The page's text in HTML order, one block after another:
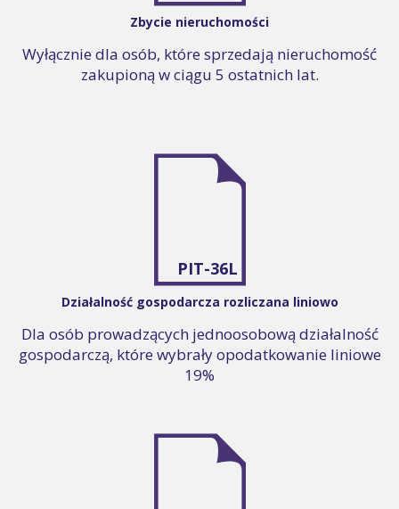
Zbycie nieruchomości
Wyłącznie dla osób, które sprzedają nieruchomość
zakupioną w ciągu 5 ostatnich lat.
PIT-36L
Działalność gospodarcza rozliczana liniowo
Dla osób prowadzących jednoosobową działalność
gospodarczą, które wybrały opodatkowanie liniowe
19%